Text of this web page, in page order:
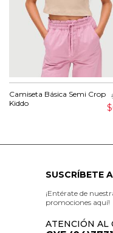
Camiseta Básica Semi Crop
Kiddo
SUSCRÍBETE
¡Entérate de
promociones aquí!
ATENCIÓN AL